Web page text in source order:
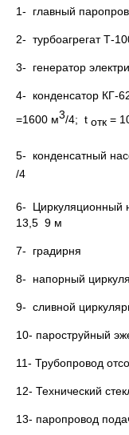
1- главный
2- турбоагрегат Т-
3- генератор
4-
=1600 м3/4; t отк =
5- конденсатный
/4
6- Циркуляционный
13,5 9 м
7- градирня
8- напорный
9- сливной
10- пароструйный
11- Трубопровод
12- Технический
13- паропровод